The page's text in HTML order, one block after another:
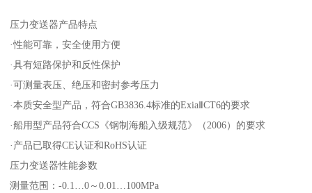
压力变送器产品特点
·性能可靠，安全使用方便
·具有短路保护和反性保护
·可测量表压、绝压和密封参考压力
·本质安全型产品，符合GB3836.4标准的ExiaⅡCT6的要求
·船用型产品符合CCS《钢制海船入级规范》（2006）的要求
·产品已取得CE认证和RoHS认证
压力变送器性能参数
测量范围：-0.1…0～0.01…100MPa